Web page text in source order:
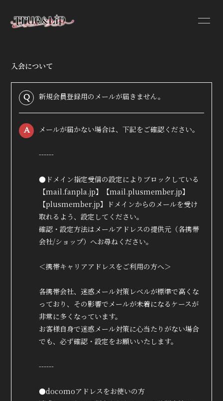
INFORMATION
PROFILE
VIDEO
入会について
Q 新規会員登録用のメールが届きません。
A メールが届かない場合は、下記をご確認ください。
------
●ドメイン指定受信の設定によりブロックしている
【mail.fanpla.jp】【mail.plusmember.jp】
【plusmember.jp】ドメインからのメールを受け
取れるよう、設定してください。
確認・設定方法はメールアドレスの提供元（各携帯
会社/ショップ）へお尋ねください。
＜携帯キャリアアドレスをご利用の方へ＞
各携帯会社、迷惑メール対策レベルが標準で高くな
っており、その影響でメールが未着になるケースが
非常に多くなっています。
お客様自身で迷惑メール対策に心当たりがない場合
でも、必ず確認・設定をお願いいたします。
------
●docomoアドレスをお使いの方